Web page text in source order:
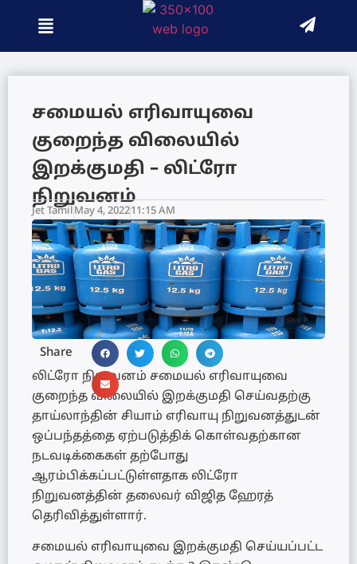
சமையல் எரிவாயுவை
குறைந்த விலையில்
இறக்குமதி – லிட்ரோ
நிறுவனம்
Jet TamilMay 4, 202211:15 AM
Share
லிட்ரோ நிறுவனம் சமையல் எரிவாயுவை
குறைந்த விலையில் இறக்குமதி செய்வதற்கு
தாய்லாந்தின் சியாம் எரிவாயு நிறுவனத்துடன்
ஒப்பந்தத்தை ஏற்படுத்திக் கொள்வதற்கான
நடவடிக்கைகள் தற்போது
ஆரம்பிக்கப்பட்டுள்ளதாக லிட்ரோ
நிறுவனத்தின் தலைவர் விஜித ஹேரத்
தெரிவித்துள்ளார்.
சமையல் எரிவாயுவை இறக்குமதி செய்யப்பட்ட